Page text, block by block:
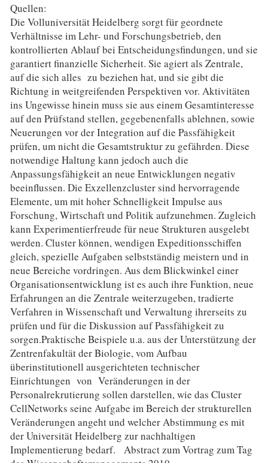
Quellen:
Die Volluniversität Heidelberg sorgt für geordnete
Verhältnisse im Lehr- und Forschungsbetrieb, den
kontrollierten Ablauf bei Entscheidungsfindungen, und sie
garantiert finanzielle Sicherheit. Sie agiert als Zentrale,
auf die sich alles zu beziehen hat, und sie gibt die
Richtung in weitgreifenden Perspektiven vor. Aktivitäten
ins Ungewisse hinein muss sie aus einem Gesamtinteresse
auf den Prüfstand stellen, gegebenenfalls ablehnen, sowie
Neuerungen vor der Integration auf die Passfähigkeit
prüfen, um nicht die Gesamtstruktur zu gefährden. Diese
notwendige Haltung kann jedoch auch die
Anpassungsfähigkeit an neue Entwicklungen negativ
beeinflussen. Die Exzellenzcluster sind hervorragende
Elemente, um mit hoher Schnelligkeit Impulse aus
Forschung, Wirtschaft und Politik aufzunehmen. Zugleich
kann Experimentierfreude für neue Strukturen ausgelebt
werden. Cluster können, wendigen Expeditionsschiffen
gleich, spezielle Aufgaben selbstständig meistern und in
neue Bereiche vordringen. Aus dem Blickwinkel einer
Organisationsentwicklung ist es auch ihre Funktion, neue
Erfahrungen an die Zentrale weiterzugeben, tradierte
Verfahren in Wissenschaft und Verwaltung ihrerseits zu
prüfen und für die Diskussion auf Passfähigkeit zu
sorgen.Praktische Beispiele u.a. aus der Unterstützung der
Zentrenfakultät der Biologie, vom Aufbau
überinstitutionell ausgerichteten technischer
Einrichtungen von Veränderungen in der
Personalrekrutierung sollen darstellen, wie das Cluster
CellNetworks seine Aufgabe im Bereich der strukturellen
Veränderungen angeht und welcher Abstimmung es mit
der Universität Heidelberg zur nachhaltigen
Implementierung bedarf. Abstract zum Vortrag zum Tag